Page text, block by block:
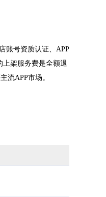
账号资质认证、APP
上架服务费是全额退
流APP市场。